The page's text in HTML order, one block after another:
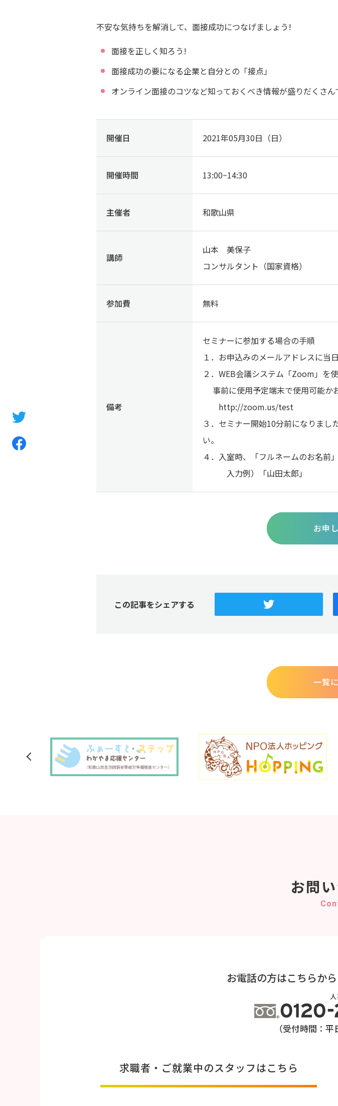
不安な気持ちを解消して、面接成功につなげましょう!
面接を正しく知ろう!
面接成功の要になる企業と自分との「接点」
オンライン面接のコツなど知っておくべき情報が盛りだくさん
開催日 2021年05月30日（日）
開催時間 13:00~14:30
主催者 和歌山県
講師
山本 美保子
コンサルタント（国家資格）
参加費 無料
備考
セミナーに参加する場合の手順
１．お申込みのメールアドレスに当
２．WEB会議システム「Zoom」を使
事前に使用予定端末で使用可能か
http://zoom.us/test
３．セミナー開始10分前になりまし
い。
４．入室時、「フルネームのお名前
入力例）「山田太郎」
お申
この記事をシェアする
一覧
お問
お電話の方はこちらから
（受付時間：
求職者・ご就業中のスタッフはこちら